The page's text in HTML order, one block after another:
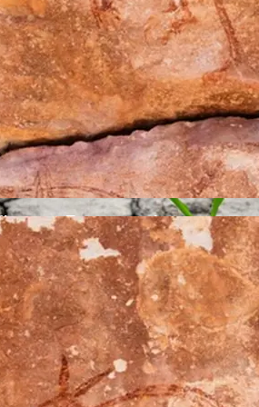
«Хаббл» Показал Необычную
Назвали Новую Смертельную
Продуктивність IPad
Вновь Привлекут К
За Повторное
Запрещённых Материалов